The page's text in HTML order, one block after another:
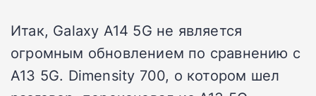
Итак, Galaxy A14 5G не является
огромным обновлением по сравнению с
A13 5G. Dimensity 700, о котором шел